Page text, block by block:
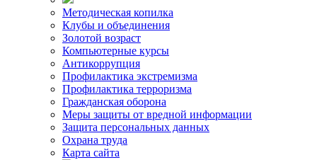
Методическая копилка
Клубы и объединения
Золотой возраст
Компьютерные курсы
Антикоррупция
Профилактика экстремизма
Профилактика терроризма
Гражданская оборона
Меры защиты от вредной информации
Защита персональных данных
Охрана труда
Карта сайта